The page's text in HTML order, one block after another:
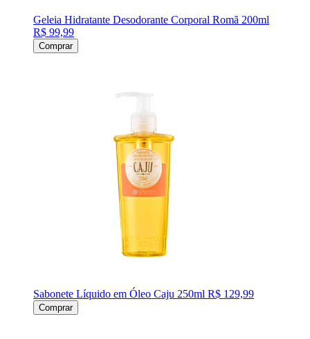
Geleia Hidratante Desodorante Corporal Romã 200ml
R$ 99,99
Comprar
Sabonete Líquido em Óleo Caju 250ml R$ 129,99
Comprar